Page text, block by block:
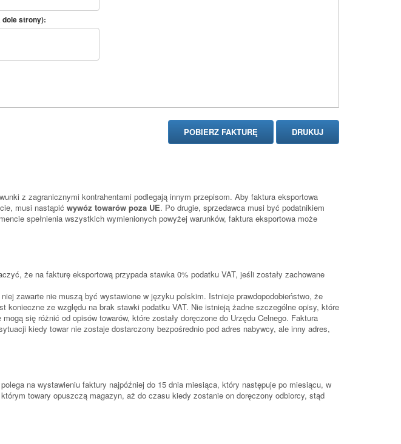
dole strony):
z zagranicznymi kontrahentami podlegają innym przepisom. Aby faktura eksportowa
musi nastąpić wywóz towarów poza UE. Po drugie, sprzedawca musi być podatnikiem
spełnienia wszystkich wymienionych powyżej warunków, faktura eksportowa może
że na fakturę eksportową przypada stawka 0% podatku VAT, jeśli zostały zachowane
zawarte nie muszą być wystawione w języku polskim. Istnieje prawdopodobieństwo, że
ze względu na brak stawki podatku VAT. Nie istnieją żadne szczególne opisy, które
się różnić od opisów towarów, które zostały doręczone do Urzędu Celnego. Faktura
kiedy towar nie zostaje dostarczony bezpośrednio pod adres nabywcy, ale inny adres,
na wystawieniu faktury najpóźniej do 15 dnia miesiąca, który następuje po miesiącu, w
towary opuszczą magazyn, aż do czasu kiedy zostanie on doręczony odbiorcy, stąd